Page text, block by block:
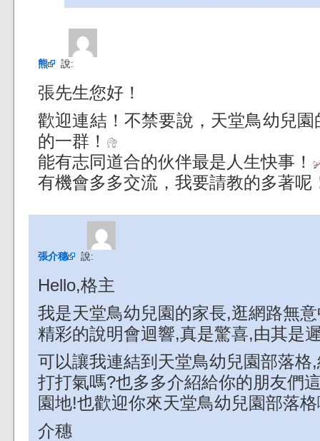
熊 說:
張先生您好！
歡迎連結！不禁要說，天堂鳥幼兒
的一群！
能有志同道合的伙伴最是人生快事！
有機會多多交流，我要請教的多著呢
張介穗 說:
Hello,格主
我是天堂鳥幼兒園的家長,逛網路無
精彩的說明會迴響,真是驚喜,由其是
可以讓我連結到天堂鳥幼兒園部落格
打打氣嗎?也多多介紹給你的朋友們
園地!也歡迎你來天堂鳥幼兒園部落
介穗